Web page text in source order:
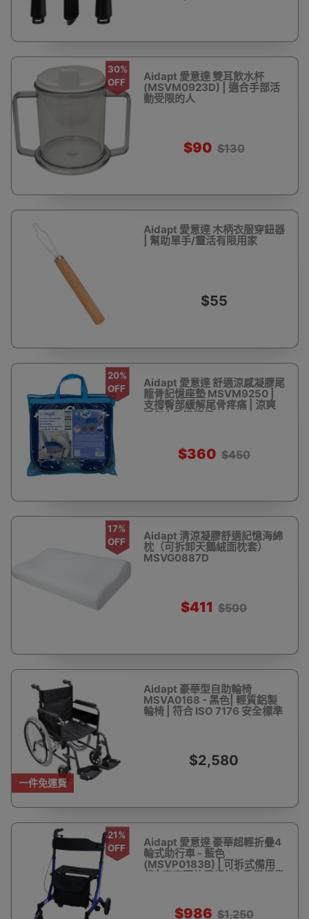
30%
OFF
Aidapt 愛意達 雙耳飲水杯
(MSVM0923D) | 適合手部活
動受限的人
$90 $130
Aidapt 愛意達 木柄衣服穿鈕器
| 幫助單手/靈活有限用家
$55
20%
OFF
Aidapt 愛意達 舒適涼感凝膠尾
龍骨記憶座墊 MSVM9250 |
支撐臀部緩解尾骨疼痛 | 涼爽
透氣 | 香港行貨
$360 $450
17%
OFF
Aidapt 清涼凝膠舒適記憶海綿
枕（可拆卸天鵝絨面枕套）
MSVG0887D
$411 $500
一件免運費
Aidapt 豪華型自助輪椅
MSVA0168 - 黑色| 輕質鋁製
輪椅 | 符合 ISO 7176 安全標準
$2,580
21%
OFF
Aidapt 愛意達 豪華超輕折疊4
輪式助行車 - 藍色
(MSVP0183B) | 可拆式備用
袋 | 車旁可放置拐杖 | 香港行貨
$986 $1,250